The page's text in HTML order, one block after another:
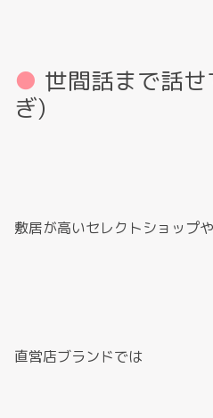
世間話まで話
ぎ)
敷居が高いセレクトショップや
直営店ブランドでは